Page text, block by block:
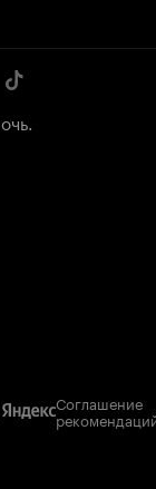
Соглашение